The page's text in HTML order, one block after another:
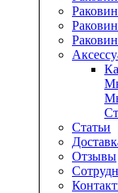
Статьи
Отзывы